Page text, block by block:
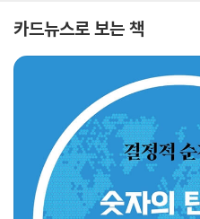
카드뉴스로 보는 책